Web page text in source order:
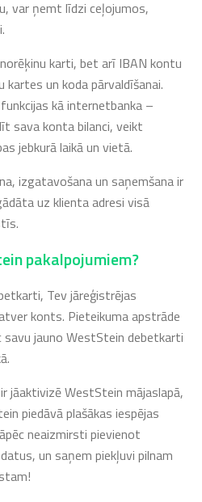
var ņemt līdzi ceļojumos,
karti, bet arī IBAN kontu
kartes un koda pārvaldīšanai.
kā internetbanka –
sava konta bilanci, veikt
jebkurā laikā un vietā.
izgatavošana un saņemšana ir
uz klienta adresi visā
pakalpojumiem?
Tev jāreģistrējas
konts. Pieteikuma apstrāde
jauno WestStein debetkarti
jāaktivizē WestStein mājaslapā,
piedāvā plašākas iespējas
neaizmirsti pievienot
un saņem piekļuvi pilnam